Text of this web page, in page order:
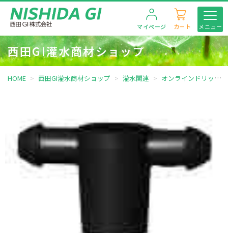
メニュー
カート
マイページ
西田GI灌水商材ショップ
HOME 西田GI灌水商材ショップ 灌水関連 オンラインドリッパー